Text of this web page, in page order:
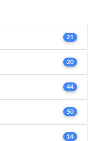
21
20
44
50
14